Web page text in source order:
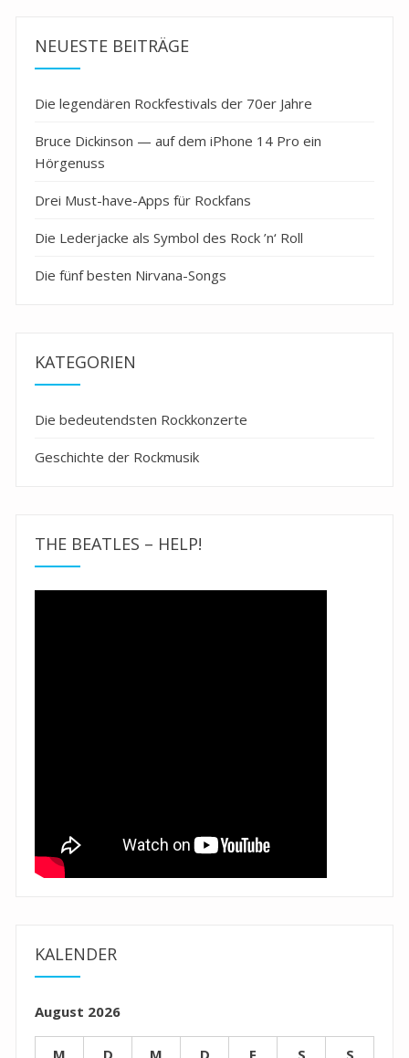
NEUESTE BEITRÄGE
Die legendären Rockfestivals der 70er Jahre
Bruce Dickinson — auf dem iPhone 14 Pro ein
Hörgenuss
Drei Must-have-Apps für Rockfans
Die Lederjacke als Symbol des Rock ’n‘ Roll
Die fünf besten Nirvana-Songs
KATEGORIEN
Die bedeutendsten Rockkonzerte
Geschichte der Rockmusik
THE BEATLES – HELP!
KALENDER
August 2026
M D M D F S S